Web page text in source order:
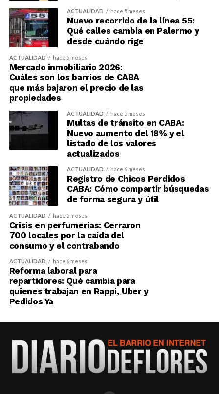
ACTUALIDAD hace 5 meses
Nuevo recorrido de la línea 55:
Qué calles cambia en Palermo y
desde cuándo rige
ACTUALIDAD hace 5 meses
Mercado inmobiliario 2026:
Cuáles son los barrios de CABA
que más bajaron el precio de las
propiedades
ACTUALIDAD hace 5 meses
Multas de tránsito en CABA:
Nuevo aumento del 18% y el
listado de los valores
actualizados
ACTUALIDAD hace 6 meses
Registro de Chicos Perdidos
CABA: Cómo compartir búsquedas
de forma segura y útil
ACTUALIDAD hace 5 meses
Crisis en perfumerías: Cerraron
700 locales por la caída del
consumo y el contrabando
ACTUALIDAD hace 6 meses
Reforma laboral para
repartidores: Qué cambia para
quienes trabajan en Rappi, Uber y
Pedidos Ya